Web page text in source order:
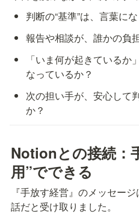
判断の“基準”は、言葉に
報告や相談が、誰かの負
「いま何が起きている
なっているか？
次の担い手が、安心して
か？
Notionとの接続：
用”でできる
『手放す経営』のメッセー
話だと受け取りました。